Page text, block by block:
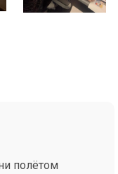
полётом